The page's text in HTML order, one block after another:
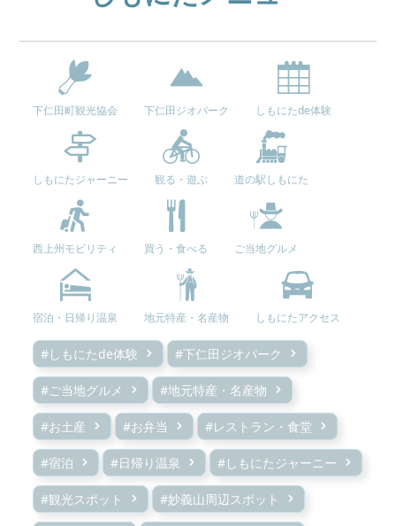
下仁田町観光協会 下仁田ジオパーク しもにたde体験
しもにたジャーニー 観る・遊ぶ 道の駅しもにた
西上州モビリティ 買う・食べる ご当地グルメ
宿泊・日帰り温泉 地元特産・名産物 しもにたアクセス
#しもにたde体験 #下仁田ジオパーク
#ご当地グルメ #地元特産・名産物
#お土産 #お弁当 #レストラン・食堂
#宿泊 #日帰り温泉 #しもにたジャーニー
#観光スポット #妙義山周辺スポット